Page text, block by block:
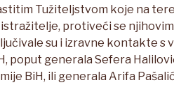
Tužiteljstvom koje na
protiveći se
su i izravne kontakte s
poput generala Sefera
BiH, ili generala Arifa